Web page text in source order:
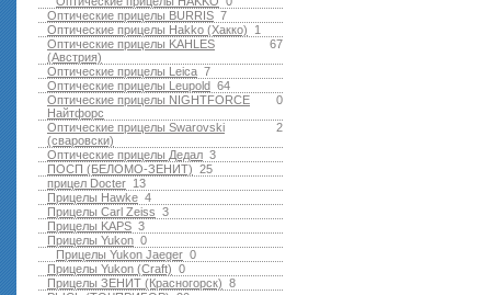
7
Оптические прицелы BURRIS
1
Оптические прицелы Hakko (Хакко)
67
Оптические прицелы KAHLES
(Австрия)
7
Оптические прицелы Leica
64
Оптические прицелы Leupold
0
Оптические прицелы NIGHTFORCE
Найтфорс
2
Оптические прицелы Swarovski
(сваровски)
3
Оптические прицелы Дедал
25
ПОСП (БЕЛОМО-ЗЕНИТ)
13
прицел Docter
4
Прицелы Hawke
3
Прицелы Carl Zeiss
3
Прицелы KAPS
0
Прицелы Yukon
0
Прицелы Yukon Jaeger
0
Прицелы Yukon (Craft)
8
Прицелы ЗЕНИТ (Красногорск)